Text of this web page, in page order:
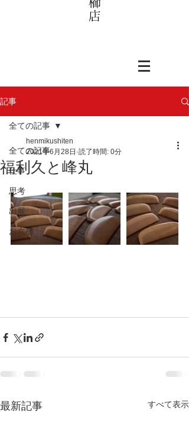
記事
全ての記事
仕事
思考
出展
お六櫛
全ての記事
福利久と峰丸
henmikushiten
2021年6月28日 読了時間: 0分
最新記事 すべて表示